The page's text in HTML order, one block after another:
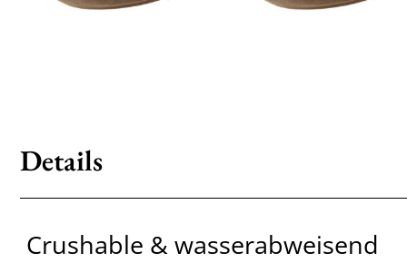
Details
Crushable & wasserabweisend